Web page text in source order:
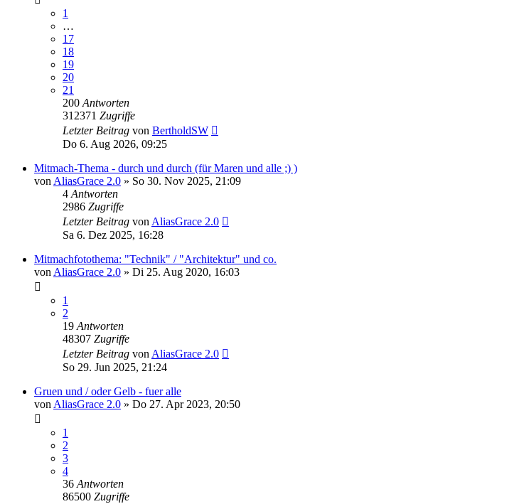
1
…
17
18
19
20
21
200 Antworten
312371 Zugriffe
Letzter Beitrag von BertholdSW
Do 6. Aug 2026, 09:25
Mitmach-Thema - durch und durch (für Maren und alle ;) )
von AliasGrace 2.0 » So 30. Nov 2025, 21:09
4 Antworten
2986 Zugriffe
Letzter Beitrag von AliasGrace 2.0
Sa 6. Dez 2025, 16:28
Mitmachfotothema: "Technik" / "Architektur" und co.
von AliasGrace 2.0 » Di 25. Aug 2020, 16:03
1
2
19 Antworten
48307 Zugriffe
Letzter Beitrag von AliasGrace 2.0
So 29. Jun 2025, 21:24
Gruen und / oder Gelb - fuer alle
von AliasGrace 2.0 » Do 27. Apr 2023, 20:50
1
2
3
4
36 Antworten
86500 Zugriffe